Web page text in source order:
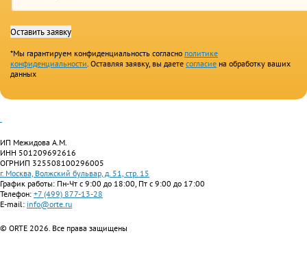
*Мы гарантируем конфиденциальность согласно политике
конфиденциальности. Оставляя заявку, вы даете согласие на обработку ваших
данных
ИП Межидова А.М.
ИНН 501209692616
ОГРНИП 325508100296005
г. Москва, Волжский бульвар, д. 51, стр. 15
График работы: Пн-Чт с 9:00 до 18:00, Пт с 9:00 до 17:00
Телефон: +7 (499) 877-13-28
E-mail: info@orte.ru
© ORTE 2026. Все права защищены